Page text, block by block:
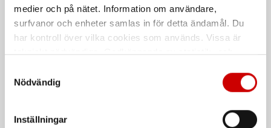
medier och på nätet. Information om användare,
surfvanor och enheter samlas in för detta ändamål. Du
har kontroll över vilka cookies som används. Vissa är
tekniskt nödvändiga. Godkännande av statistik- och
länder utanför EU med olika dataskyddsnormer. Genom
att godkänna samtycker du till sådana överföringar. Läs
Nödvändig
Inställningar
Plasthölje
skruvsäkring Midi
Med förbättrat kontaktskydd